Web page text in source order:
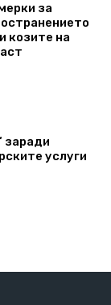
за
козите на
заради
услуги